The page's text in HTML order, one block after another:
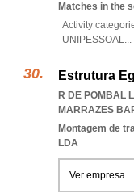
Matches in the
Activity
UNIPESSOAL...
Estrutura
R DE POMBAL
MARRAZES
Montagem de
LDA
Ver empresa